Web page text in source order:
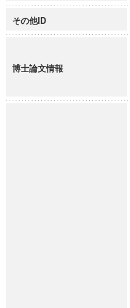
その他ID
博士論文情報